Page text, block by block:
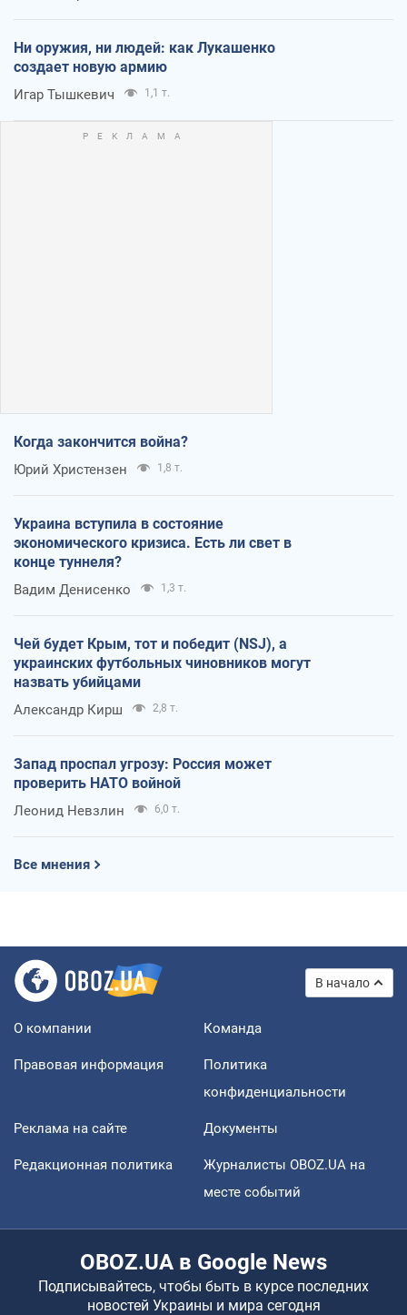
Ни оружия, ни людей: как Лукашенко
создает новую армию
Игар Тышкевич 1,1 т.
Когда закончится война?
Юрий Христензен 1,8 т.
Украина вступила в состояние
экономического кризиса. Есть ли свет в
конце туннеля?
Вадим Денисенко 1,3 т.
Чей будет Крым, тот и победит (NSJ), а
украинских футбольных чиновников могут
назвать убийцами
Александр Кирш 2,8 т.
Запад проспал угрозу: Россия может
проверить НАТО войной
Леонид Невзлин 6,0 т.
Все мнения
В начало
О компании Команда
Правовая информация
Политика
конфиденциальности
Реклама на сайте Документы
Редакционная политика
Журналисты OBOZ.UA на
месте событий
OBOZ.UA в Google News
Подписывайтесь, чтобы быть в курсе последних
новостей Украины и мира сегодня